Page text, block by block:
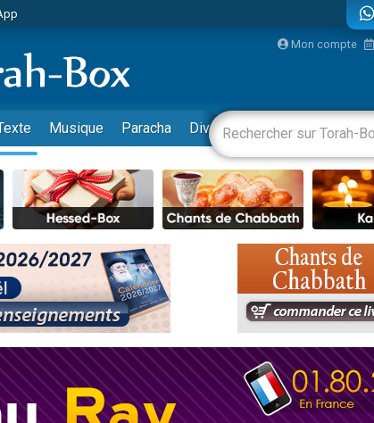
de Vacances Pour les Enfants
80 ans, dans un appartement insalubre
de vacances aux Orphelins
la jambe de Yohan
Mon compte
Musique Paracha Divertissements Livres